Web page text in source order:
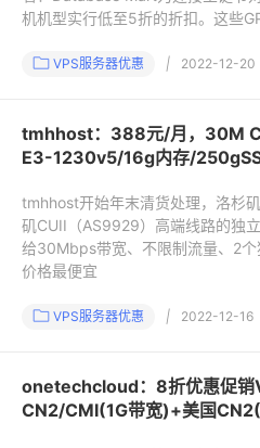
机机型实行低至5折的折扣。这些
VPS服务器优惠 | 2022-12-20
tmhhost：388元/月，30M
E3-1230v5/16g内存/
tmhhost开始年末清货处理，洛杉
矶CUII（AS9929）高端线路的独
给30Mbps带宽、不限制流量、2
价格最便宜
VPS服务器优惠 | 2022-12-16
onetechcloud：8折优惠促销
CN2/CMI(1G带宽)+美国